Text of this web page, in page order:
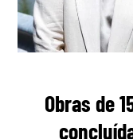
Obras de